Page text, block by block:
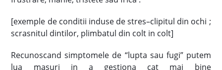
[exemple de conditii induse de stres–clipitul din ochi ;
scrasnitul dintilor, plimbatul din colt in colt]
Recunoscand simptomele de “lupta sau fugi” putem
lua masuri in a gestiona cat mai bine